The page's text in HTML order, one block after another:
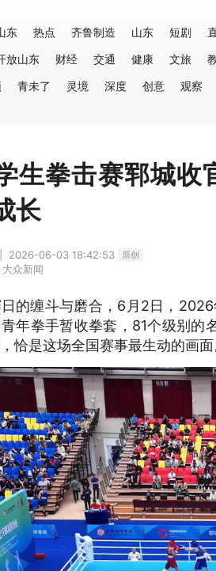
东 热点 齐鲁制造 山东 短剧
放山东 财经 交通 健康 文旅
青未了 灵境 深度 创意 观察
生拳击赛郓城收
长
| 2026-06-03 18:42:53 原创
众新闻
的缠斗与磨合，6月2日，
年拳手暂收拳套，81个级别的
恰是这场全国赛事最生动的画